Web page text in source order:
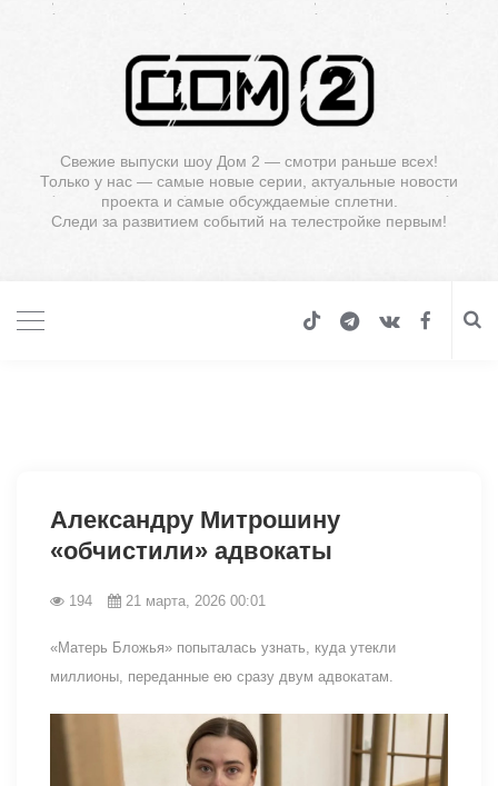
Свежие выпуски шоу Дом 2 — смотри раньше всех!
Только у нас — самые новые серии, актуальные новости
проекта и самые обсуждаемые сплетни.
Следи за развитием событий на телестройке первым!
Александру Митрошину
«обчистили» адвокаты
194 21 марта, 2026 00:01
«Матерь Бложья» попыталась узнать, куда утекли
миллионы, переданные ею сразу двум адвокатам.